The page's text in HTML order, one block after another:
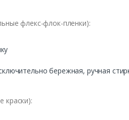
флекс-флок-пленки):
бережная, ручная
краски):